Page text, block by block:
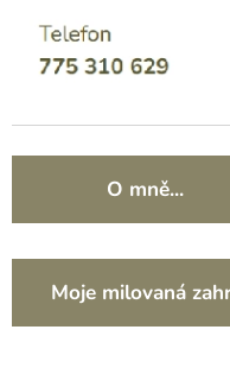
O mně...
Moje milovaná